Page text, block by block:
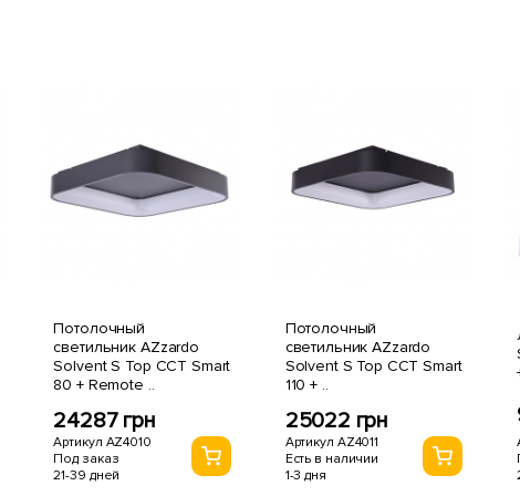
Потолочный
светильник AZzardo
Solvent S Top CCT Smart
80 + Remote ..
24287 грн
Артикул AZ4010
Под заказ
21-39 дней
Потолочный
светильник AZzardo
Solvent S Top CCT Smart
110 + ..
25022 грн
Артикул AZ4011
Есть в наличии
1-3 дня